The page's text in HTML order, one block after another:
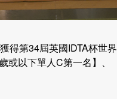
得第34屆英國IDTA杯世
或以下單人C第一名】、